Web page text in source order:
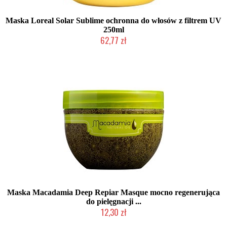
Maska Loreal Solar Sublime ochronna do włosów z filtrem UV
250ml
62,77 zł
Maska Macadamia Deep Repiar Masque mocno regenerująca
do pielęgnacji ...
12,30 zł